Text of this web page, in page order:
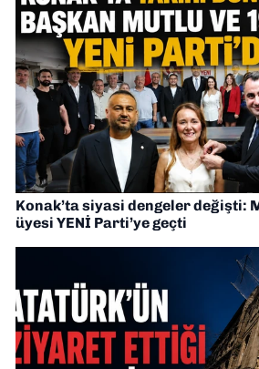
Konak’ta siyasi dengeler değişti:
üyesi YENİ Parti’ye geçti